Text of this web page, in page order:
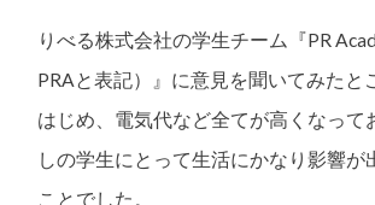
りべる株式会社の学生チーム『PR
PRAと表記）』に意見を聞いてみたと
はじめ、電気代など全てが高くなって
しの学生にとって生活にかなり影響が
ことでした。